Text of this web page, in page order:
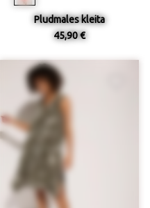
Pludmales kleita
45,90 €